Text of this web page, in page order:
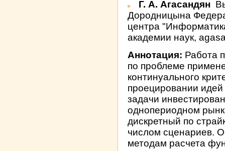
Г. А. Агасандян
Дородницына
центра
академии наук,
Аннотация: Работа
по проблеме
континуального
проецировании
задачи
однопериодном
дискретный по
числом сценариев.
методам расчета